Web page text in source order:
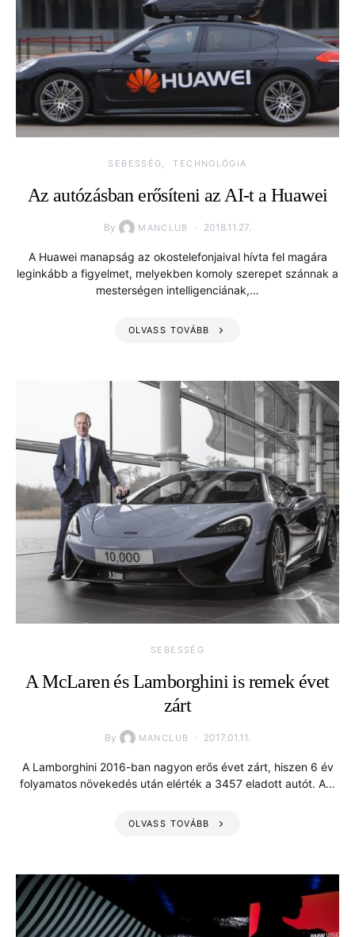
SEBESSÉG TECHNOLÓGIA
Az autózásban erősíteni az AI-t a Huawei
By MANCLUB 2018.11.27.
A Huawei manapság az okostelefonjaival hívta fel magára
leginkább a figyelmet, melyekben komoly szerepet szánnak a
mesterségen intelligenciának,…
OLVASS TOVÁBB
SEBESSÉG
A McLaren és Lamborghini is remek évet
zárt
By MANCLUB 2017.01.11.
A Lamborghini 2016-ban nagyon erős évet zárt, hiszen 6 év
folyamatos növekedés után elérték a 3457 eladott autót. A…
OLVASS TOVÁBB